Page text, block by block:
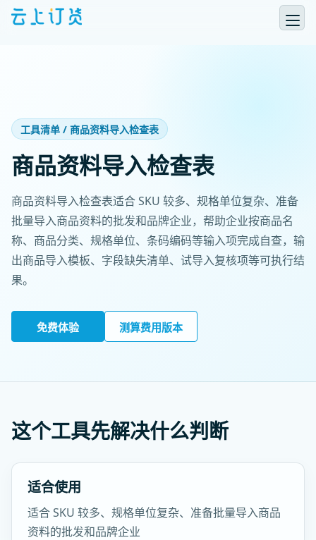
工具清单 / 商品资料导入检查表
商品资料导入检查表
商品资料导入检查表适合 SKU 较多、规格单位复杂、准备
批量导入商品资料的批发和品牌企业，帮助企业按商品名
称、商品分类、规格单位、条码编码等输入项完成自查，输
出商品导入模板、字段缺失清单、试导入复核项等可执行结
果。
免费体验 测算费用版本
这个工具先解决什么判断
适合使用
适合 SKU 较多、规格单位复杂、准备批量导入商品
资料的批发和品牌企业